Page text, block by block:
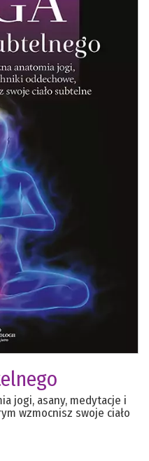
jogi, asany, medytacje i
wzmocnisz swoje ciało